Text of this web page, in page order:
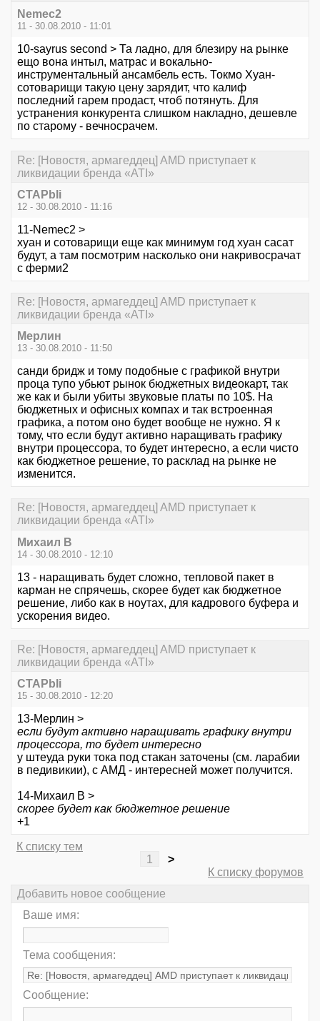
Nemec2
11 - 30.08.2010 - 11:01
10-sayrus second > Та ладно, для блезиру на рынке
ещо вона интыл, матрас и вокально-
инструментальный ансамбель есть. Токмо Хуан-
сотоварищи такую цену зарядит, что калиф
последний гарем продаст, чтоб потянуть. Для
устранения конкурента слишком накладно, дешевле
по старому - вечносрачем.
Re: [Новостя, армагеддец] AMD приступает к
ликвидации бренда «ATI»
CTAPbIi
12 - 30.08.2010 - 11:16
11-Nemec2 >
хуан и сотоварищи еще как минимум год хуан сасат
будут, а там посмотрим насколько они накривосрачат
с ферми2
Re: [Новостя, армагеддец] AMD приступает к
ликвидации бренда «ATI»
Мерлин
13 - 30.08.2010 - 11:50
санди бридж и тому подобные с графикой внутри
проца тупо убьют рынок бюджетных видеокарт, так
же как и были убиты звуковые платы по 10$. На
бюджетных и офисных компах и так встроенная
графика, а потом оно будет вообще не нужно. Я к
тому, что если будут активно наращивать графику
внутри процессора, то будет интересно, а если чисто
как бюджетное решение, то расклад на рынке не
изменится.
Re: [Новостя, армагеддец] AMD приступает к
ликвидации бренда «ATI»
Михаил В
14 - 30.08.2010 - 12:10
13 - наращивать будет сложно, тепловой пакет в
карман не спрячешь, скорее будет как бюджетное
решение, либо как в ноутах, для кадрового буфера и
ускорения видео.
Re: [Новостя, армагеддец] AMD приступает к
ликвидации бренда «ATI»
CTAPbIi
15 - 30.08.2010 - 12:20
13-Мерлин >
если будут активно наращивать графику внутри
процессора, то будет интересно
у штеуда руки тока под стакан заточены (см. ларабии
в педивикии), с АМД - интересней может получится.
14-Михаил В >
скорее будет как бюджетное решение
+1
К списку тем
1
>
К списку форумов
Добавить новое сообщение
Ваше имя:
Тема сообщения:
Сообщение: